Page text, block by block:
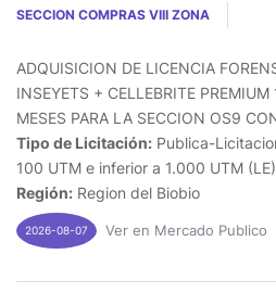
SECCION COMPRAS VIII ZONA
ADQUISICION DE LICENCIA
INSEYETS + CELLEBRITE
MESES PARA LA SECCION OS9
Tipo de Licitación: Publica-
100 UTM e inferior a 1.000 UTM (LE)
Región: Region del Biobio
2026-08-07 Ver en Mercado Publico